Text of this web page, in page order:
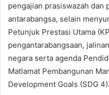
pengajian prasiswazah dan
antarabangsa, selain
Petunjuk Prestasi Utama
pengantarabangsaan,
negara serta agenda
Matlamat Pembangunan
Development Goals (SDG 4).